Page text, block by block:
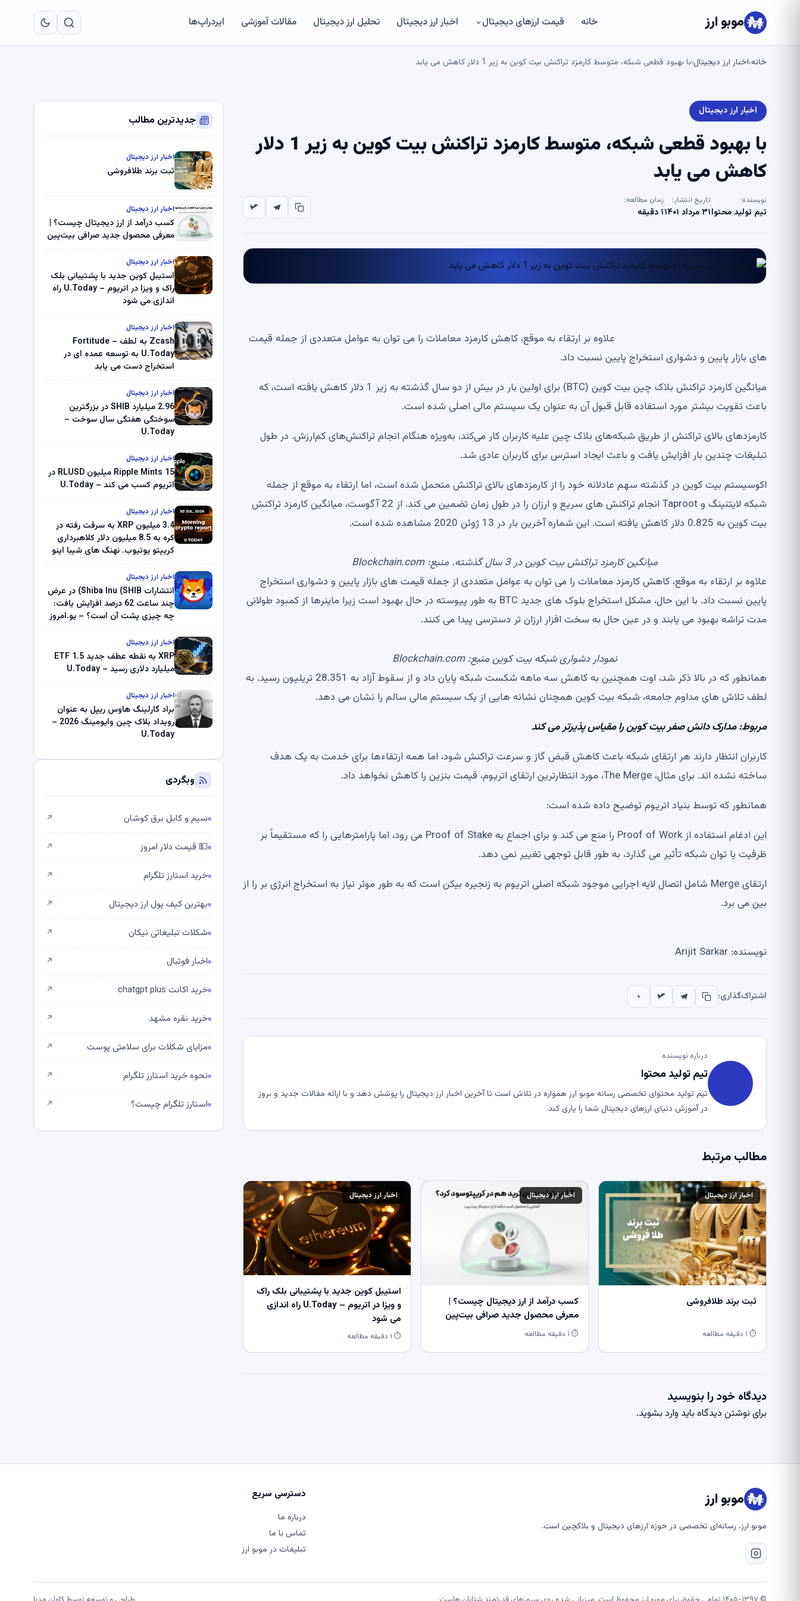
موبو ارز خانه قیمت ارزهای دیجیتال اخبار ارز دیجیتال تحلیل ارز دیجیتال مقالات آموزشی ایردراپ‌ها
خانه›اخبار ارز دیجیتال›با بهبود قطعی شبکه، متوسط ​​کارمزد تراکنش بیت کوین به زیر 1 دلار کاهش می یابد
اخبار ارز دیجیتال
با بهبود قطعی شبکه، متوسط ​​کارمزد تراکنش بیت کوین به زیر 1 دلار
کاهش می یابد
نویسنده:
تیم تولید محتوا
تاریخ انتشار:
۳۱ مرداد ۱۴۰۱
زمان مطالعه:
۱ دقیقه
علاوه بر ارتقاء به موقع، کاهش کارمزد معاملات را می توان به عوامل متعددی از جمله قیمت
های بازار پایین و دشواری استخراج پایین نسبت داد.
میانگین کارمزد تراکنش بلاک چین بیت کوین (BTC) برای اولین بار در بیش از دو سال گذشته به زیر 1 دلار کاهش یافته است، که
باعث تقویت بیشتر مورد استفاده قابل قبول آن به عنوان یک سیستم مالی اصلی شده است.
کارمزدهای بالای تراکنش از طریق شبکه‌های بلاک چین علیه کاربران کار می‌کند، به‌ویژه هنگام انجام تراکنش‌های کم‌ارزش. در طول
تبلیغات چندین بار افزایش یافت و باعث ایجاد استرس برای کاربران عادی شد.
اکوسیستم بیت کوین در گذشته سهم عادلانه خود را از کارمزدهای بالای تراکنش متحمل شده است، اما ارتقاء به موقع از جمله
شبکه لایتنینگ و Taproot انجام تراکنش های سریع و ارزان را در طول زمان تضمین می کند. از 22 آگوست، میانگین کارمزد تراکنش
بیت کوین به 0.825 دلار کاهش یافته است. این شماره آخرین بار در 13 ژوئن 2020 مشاهده شده است.
میانگین کارمزد تراکنش بیت کوین در 3 سال گذشته. منبع: Blockchain.com
علاوه بر ارتقاء به موقع، کاهش کارمزد معاملات را می توان به عوامل متعددی از جمله قیمت های بازار پایین و دشواری استخراج
پایین نسبت داد. با این حال، مشکل استخراج بلوک های جدید BTC به طور پیوسته در حال بهبود است زیرا ماینرها از کمبود طولانی
مدت تراشه بهبود می یابند و در عین حال به سخت افزار ارزان تر دسترسی پیدا می کنند.
نمودار دشواری شبکه بیت کوین منبع: Blockchain.com
همانطور که در بالا ذکر شد، اوت همچنین به کاهش سه ماهه شکست شبکه پایان داد و از سقوط آزاد به 28.351 تریلیون رسید. به
لطف تلاش های مداوم جامعه، شبکه بیت کوین همچنان نشانه هایی از یک سیستم مالی سالم را نشان می دهد.
مربوط:مدارک دانش صفر بیت کوین را مقیاس پذیرتر می کند
کاربران انتظار دارند هر ارتقای شبکه باعث کاهش قبض گاز و سرعت تراکنش شود، اما همه ارتقاءها برای خدمت به یک هدف
ساخته نشده اند. برای مثال، The Merge، مورد انتظارترین ارتقای اتریوم، قیمت بنزین را کاهش نخواهد داد.
همانطور که توسط بنیاد اتریوم توضیح داده شده است:
این ادغام استفاده از Proof of Work را منع می کند و برای اجماع به Proof of Stake می رود، اما پارامترهایی را که مستقیماً بر
ظرفیت یا توان شبکه تأثیر می گذارد، به طور قابل توجهی تغییر نمی دهد.
ارتقای Merge شامل اتصال لایه اجرایی موجود شبکه اصلی اتریوم به زنجیره بیکن است که به طور موثر نیاز به استخراج انرژی بر را از
بین می برد.
نویسنده: Arijit Sarkar
اشتراک‌گذاری:
درباره نویسنده
تیم تولید محتوا
تیم تولید محتوای تخصصی رسانه موبو ارز همواره در تلاش است تا آخرین اخبار ارز دیجیتال را پوشش دهد و با ارائه مقالات جدید و بروز
در آموزش دنیای ارزهای دیجیتال شما را یاری کند.
مطالب مرتبط
اخبار ارز دیجیتال
ثبت برند طلافروشی
⏱ ۱ دقیقه مطالعه
اخبار ارز دیجیتال
کسب درآمد از ارز دیجیتال چیست؟ |
معرفی محصول جدید صرافی بیت‌پین
⏱ ۱ دقیقه مطالعه
اخبار ارز دیجیتال
استیبل کوین جدید با پشتیبانی بلک راک
و ویزا در اتریوم – U.Today راه اندازی
می شود
⏱ ۱ دقیقه مطالعه
دیدگاه خود را بنویسید
برای نوشتن دیدگاه باید وارد بشوید.
جدیدترین مطالب
اخبار ارز دیجیتال
ثبت برند طلافروشی
اخبار ارز دیجیتال
کسب درآمد از ارز دیجیتال چیست؟ |
معرفی محصول جدید صرافی بیت‌پین
اخبار ارز دیجیتال
استیبل کوین جدید با پشتیبانی بلک
راک و ویزا در اتریوم – U.Today راه
اندازی می شود
اخبار ارز دیجیتال
Zcash به لطف Fortitude –
U.Today به توسعه عمده ای در
استخراج دست می یابد
اخبار ارز دیجیتال
2.96 میلیارد SHIB در بزرگترین
سوختگی هفتگی سال سوخت –
U.Today
اخبار ارز دیجیتال
Ripple Mints 15 میلیون RLUSD در
اتریوم کسب می کند – U.Today
اخبار ارز دیجیتال
3.4 میلیون XRP به سرقت رفته در
کره به 8.5 میلیون دلار کلاهبرداری
کریپتو یوتیوب. نهنگ های شیبا اینو
میلیون دلار U-Turn در بیت کوین را
ثبت کرد – گزارش کریپتو صبح –
U.Today
اخبار ارز دیجیتال
انتشارات Shiba Inu (SHIB) در عرض
چند ساعت 62 درصد افزایش یافت:
چه چیزی پشت آن است؟ – یو.امروز
اخبار ارز دیجیتال
XRP به نقطه عطف جدید ETF 1.5
میلیارد دلاری رسید – U.Today
اخبار ارز دیجیتال
براد گارلینگ هاوس ریپل به عنوان
رویداد بلاک چین وایومینگ 2026 –
U.Today
وبگردی
سیم و کابل برق کوشان ↗
💵 قیمت دلار امروز ↗
خرید استارز تلگرام ↗
بهترین کیف پول ارز دیجیتال ↗
شکلات تبلیغاتی نیکان ↗
اخبار فوتبال ↗
خرید اکانت chatgpt plus ↗
خرید نقره مشهد ↗
مزایای شکلات برای سلامتی پوست ↗
نحوه خرید استارز تلگرام ↗
استارز تلگرام چیست؟ ↗
موبو ارز
موبو ارز، رسانه‌ای تخصصی در حوزه ارزهای دیجیتال و بلاکچین است.
دسترسی سریع
درباره ما
تماس با ما
تبلیغات در موبو ارز